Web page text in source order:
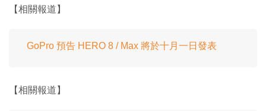
【相關報道】
GoPro 預告 HERO 8 / Max 將於十月一日發表
【相關報道】